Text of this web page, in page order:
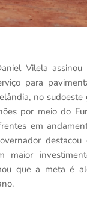
Vilela assinou
para
no sudoeste
por meio do
em
maior
que a meta é